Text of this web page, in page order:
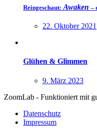
Reingeschaut: Awaken –
22. Oktober 2021
Glühen & Glimmen
9. März 2023
ZoomLab - Funktioniert mit
Datenschutz
Impressum